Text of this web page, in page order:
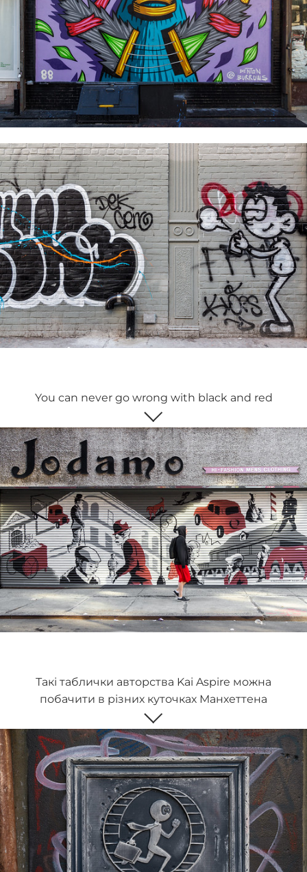
You can never go wrong with black and red
Такі таблички авторства Kai Aspire можна
побачити в різних куточках Манхеттена